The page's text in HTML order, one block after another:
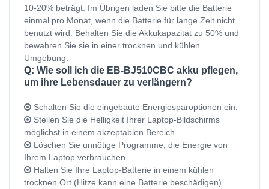
10-20% beträgt. Im Übrigen laden Sie bitte die Batterie
einmal pro Monat, wenn die Batterie für lange Zeit nicht
benutzt wird. Behalten Sie die Akkukapazität zu 50% und
bewahren Sie sie in einer trocknen und kühlen
Umgebung.
Q: Wie soll ich die EB-BJ510CBC akku pflegen,
um ihre Lebensdauer zu verlängern?
Schalten Sie die eingebaute Energiesparoptionen ein.
Stellen Sie die Helligkeit Ihrer Laptop-Bildschirms
möglichst in einem akzeptablen Bereich.
Löschen Sie unnötige Programme, die Energie von
Ihrem Laptop verbrauchen.
Halten Sie Ihre Laptop-Batterie in einem kühlen
trocknen Ort (Hitze kann eine Batterie beschädigen).